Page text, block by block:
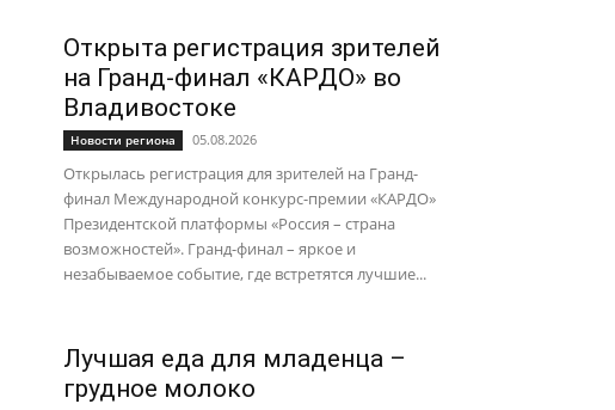
Открыта регистрация зрителей
на Гранд-финал «КАРДО» во
Владивостоке
Новости региона 05.08.2026
Открылась регистрация для зрителей на Гранд-
финал Международной конкурс-премии «КАРДО»
Президентской платформы «Россия – страна
возможностей». Гранд-финал – яркое и
незабываемое событие, где встретятся лучшие...
Лучшая еда для младенца –
грудное молоко